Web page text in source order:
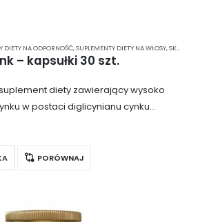
DIETY NA ODPORNOŚĆ,SUPLEMENTY DIETY NA WŁOSY, SKÓRĘ I PAZNOKCIE
– kapsułki 30 szt.
diety zawierający wysoko
w postaci diglicynianu cynku
co zapewnia efektywne
Cynk jest niezbędnym minerałem,
PORÓWNAJ